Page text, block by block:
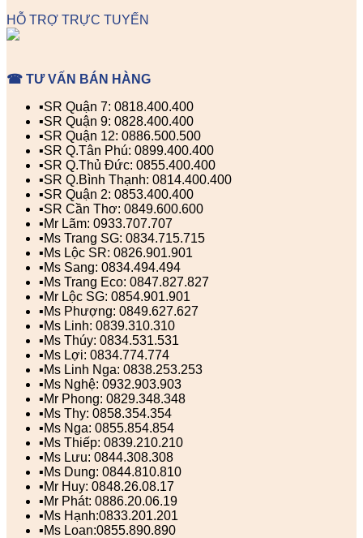
HỖ TRỢ TRỰC TUYẾN
☎ TƯ VẤN BÁN HÀNG
▪️SR Quận 7: 0818.400.400
▪️SR Quận 9: 0828.400.400
▪️SR Quận 12: 0886.500.500
▪️SR Q.Tân Phú: 0899.400.400
▪️SR Q.Thủ Đức: 0855.400.400
▪️SR Q.Bình Thạnh: 0814.400.400
▪️SR Quận 2: 0853.400.400
▪️SR Cần Thơ: 0849.600.600
▪️Mr Lãm: 0933.707.707
▪️Ms Trang SG: 0834.715.715
▪️Ms Lộc SR: 0826.901.901
▪️Ms Sang: 0834.494.494
▪️Ms Trang Eco: 0847.827.827
▪️Mr Lộc SG: 0854.901.901
▪️Ms Phượng: 0849.627.627
▪️Ms Linh: 0839.310.310
▪️Ms Thúy: 0834.531.531
▪️Ms Lợi: 0834.774.774
▪️Ms Linh Nga: 0838.253.253
▪️Ms Nghệ: 0932.903.903
▪️Mr Phong: 0829.348.348
▪️Ms Thy: 0858.354.354
▪️Ms Nga: 0855.854.854
▪️Ms Thiếp: 0839.210.210
▪️Ms Lưu: 0844.308.308
▪️Ms Dung: 0844.810.810
▪️Mr Huy: 0848.26.08.17
▪️Mr Phát: 0886.20.06.19
▪️Ms Hạnh:0833.201.201
▪️Ms Loan:0855.890.890